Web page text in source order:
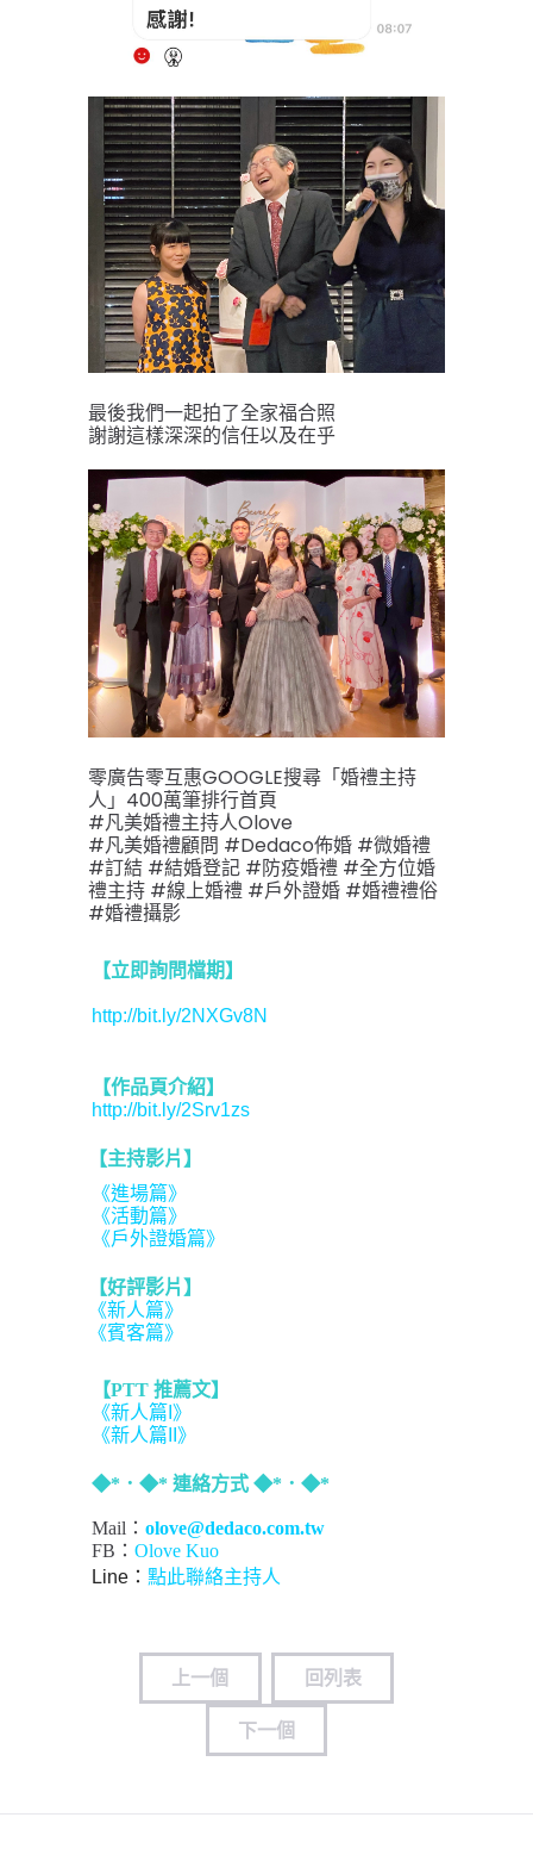
最後我們一起拍了全家福合照
謝謝這樣深深的信任以及在乎
零廣告零互惠GOOGLE搜尋「婚禮主持
人」400萬筆排行首頁
#凡美婚禮主持人Olove
#凡美婚禮顧問 #Dedaco佈婚 #微婚禮
#訂結 #結婚登記 #防疫婚禮 #全方位婚
禮主持 #線上婚禮 #戶外證婚 #婚禮禮俗
#婚禮攝影
【立即詢問檔期】
http://bit.ly/2NXGv8N
【作品頁介紹】
http://bit.ly/2Srv1zs
【主持影片】
《進場篇》
《活動篇》
《戶外證婚篇》
【好評影片】
《新人篇》
《賓客篇》
【PTT 推薦文】
《新人篇I》
《新人篇II》
◆*．◆* 連絡方式 ◆*．◆*
Mail： olove@dedaco.com.tw
FB： Olove Kuo
Line： 點此聯絡主持人
上一個
回列表
下一個